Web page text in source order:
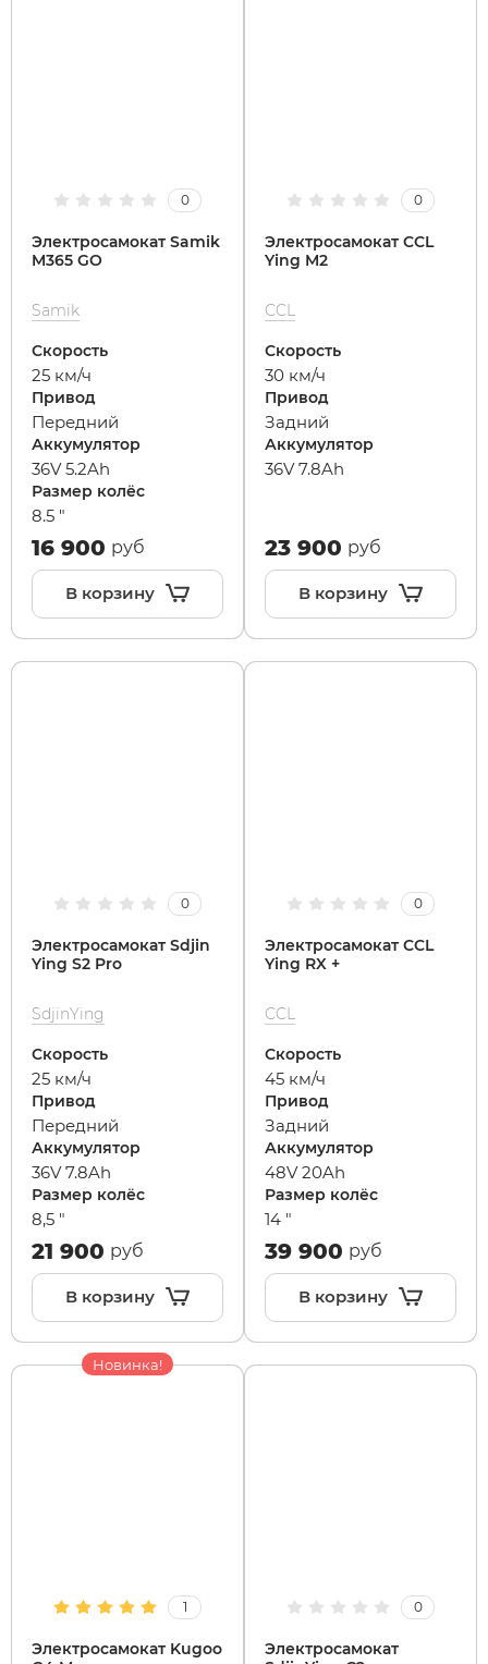
0
Электросамокат Samik
M365 GO
Samik
Скорость
25 км/ч
Привод
Передний
Аккумулятор
36V 5.2Ah
Размер колёс
8.5 "
16 900 руб
В корзину
0
Электросамокат CCL
Ying M2
CCL
Скорость
30 км/ч
Привод
Задний
Аккумулятор
36V 7.8Ah
23 900 руб
В корзину
0
Электросамокат Sdjin
Ying S2 Pro
SdjinYing
Скорость
25 км/ч
Привод
Передний
Аккумулятор
36V 7.8Ah
Размер колёс
8,5 "
21 900 руб
В корзину
0
Электросамокат CCL
Ying RX +
CCL
Скорость
45 км/ч
Привод
Задний
Аккумулятор
48V 20Ah
Размер колёс
14 "
39 900 руб
В корзину
Новинка!
1
Электросамокат Kugoo
0
Электросамокат